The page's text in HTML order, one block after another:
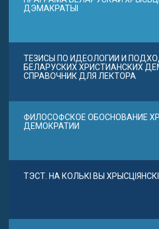
ДЭМАКРАТЫІ
ТЕЗИСЫ ПО ИДЕОЛОГИИ И
БЕЛАРУСКИХ ХРИСТИАНСКИХ
СПРАВОЧНИК ДЛЯ ЛЕКТОРА
ФИЛОСОФСКОЕ ОБОСНОВАНИЕ
ДЕМОКРАТИИ
ТЭСТ. НА КОЛЬКІ ВЫ